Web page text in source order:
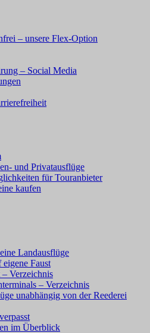
– unsere Flex-Option
– Social Media
und Privatausflüge
für Touranbieter
kaufen
Landausflüge
Faust
Verzeichnis
– Verzeichnis
unabhängig von der Reederei
im Überblick